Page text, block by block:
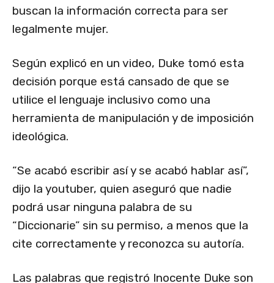
buscan la información correcta para ser
legalmente mujer.
Según explicó en un video, Duke tomó esta
decisión porque está cansado de que se
utilice el lenguaje inclusivo como una
herramienta de manipulación y de imposición
ideológica.
“Se acabó escribir así y se acabó hablar así”,
dijo la youtuber, quien aseguró que nadie
podrá usar ninguna palabra de su
“Diccionarie” sin su permiso, a menos que la
cite correctamente y reconozca su autoría.
Las palabras que registró Inocente Duke son